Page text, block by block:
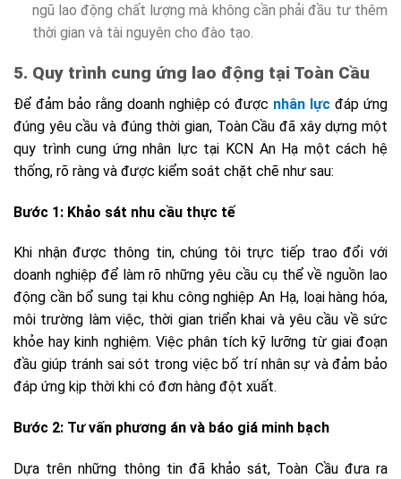
ngũ lao động chất lượng mà không cần phải đầu tư thêm
thời gian và tài nguyên cho đào tạo.
5. Quy trình cung ứng lao động tại Toàn Cầu
Để đảm bảo rằng doanh nghiệp có được nhân lực đáp ứng
đúng yêu cầu và đúng thời gian, Toàn Cầu đã xây dựng một
quy trình cung ứng nhân lực tại KCN An Hạ một cách hệ
thống, rõ ràng và được kiểm soát chặt chẽ như sau:
Bước 1: Khảo sát nhu cầu thực tế
Khi nhận được thông tin, chúng tôi trực tiếp trao đổi với
doanh nghiệp để làm rõ những yêu cầu cụ thể về nguồn lao
động cần bổ sung tại khu công nghiệp An Hạ, loại hàng hóa,
môi trường làm việc, thời gian triển khai và yêu cầu về sức
khỏe hay kinh nghiệm. Việc phân tích kỹ lưỡng từ giai đoạn
đầu giúp tránh sai sót trong việc bố trí nhân sự và đảm bảo
đáp ứng kịp thời khi có đơn hàng đột xuất.
Bước 2: Tư vấn phương án và báo giá minh bạch
Dựa trên những thông tin đã khảo sát, Toàn Cầu đưa ra